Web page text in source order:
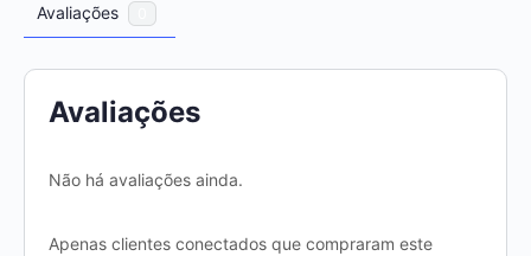
Avaliações
Avaliações
Não há avaliações ainda.
Apenas clientes conectados que compraram este